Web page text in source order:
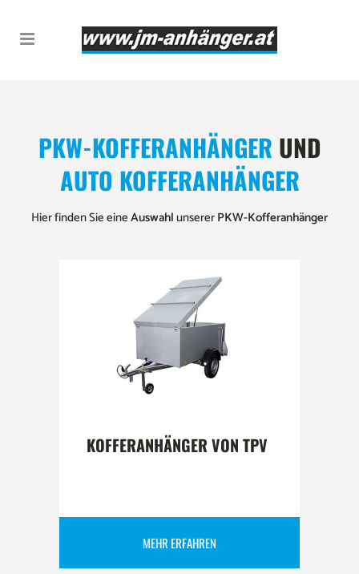
PKW-KOFFERANHÄNGER UND
AUTO KOFFERANHÄNGER
Hier finden Sie eineAuswahlunsererPKW-Kofferanhänger
KOFFERANHÄNGER VON TPV
MEHR ERFAHREN